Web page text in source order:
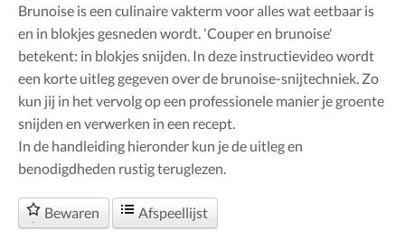
Brunoise is een culinaire vakterm voor alles wat eetbaar is
en in blokjes gesneden wordt. 'Couper en brunoise'
betekent: in blokjes snijden. In deze instructievideo wordt
een korte uitleg gegeven over de brunoise-snijtechniek. Zo
kun jij in het vervolg op een professionele manier je groente
snijden en verwerken in een recept.
In de handleiding hieronder kun je de uitleg en
benodigdheden rustig teruglezen.
Bewaren Afspeellijst